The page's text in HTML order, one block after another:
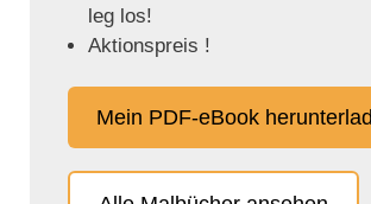
leg los!
Aktionspreis !
Mein PDF-eBook